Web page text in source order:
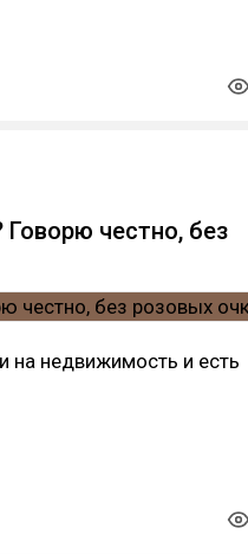
Говорю честно, без
на недвижимость и есть